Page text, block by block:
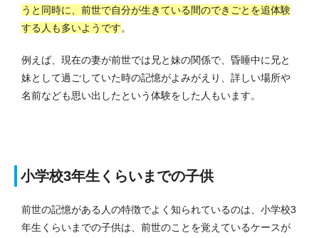
うと同時に、前世で自分が生きている間のできごとを追体験
する人も多いようです。
例えば、現在の妻が前世では兄と妹の関係で、昏睡中に兄と
妹として過ごしていた時の記憶がよみがえり、詳しい場所や
名前なども思い出したという体験をした人もいます。
小学校3年生くらいまでの子供
前世の記憶がある人の特徴でよく知られているのは、小学校3
年生くらいまでの子供は、前世のことを覚えているケースが